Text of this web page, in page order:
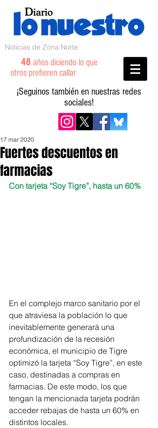
Noticias de Zona Norte
48 años diciendo lo que
otros prefieren callar
¡Seguinos también en nuestras redes
sociales!
Fuertes descuentos en
farmacias
17 mar 2020
Con tarjeta “Soy Tigre”, hasta un 60%
En el complejo marco sanitario por el
que atraviesa la población lo que
inevitablemente generará una
profundización de la recesión
económica, el municipio de Tigre
optimizó la tarjeta “Soy Tigre”, en este
caso, destinadas a compras en
farmacias. De este modo, los que
tengan la mencionada tarjeta podrán
acceder rebajas de hasta un 60% en
distintos locales.